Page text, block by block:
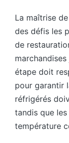
La maîtrise
des défis les
de
étape doit
pour garantir
réfrigérés
tandis que
température